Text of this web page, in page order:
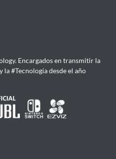
Encargados en transmitir la
la #Tecnología desde el año